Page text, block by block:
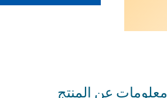
معلومات عن المنتج